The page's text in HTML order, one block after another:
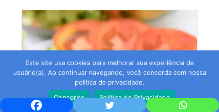
Este site usa cookies para melhorar sua experiência de
usuário(a). Ao continuar navegando, você concorda com nossa
política de privacidade.
Concordo
Política de Privacidade